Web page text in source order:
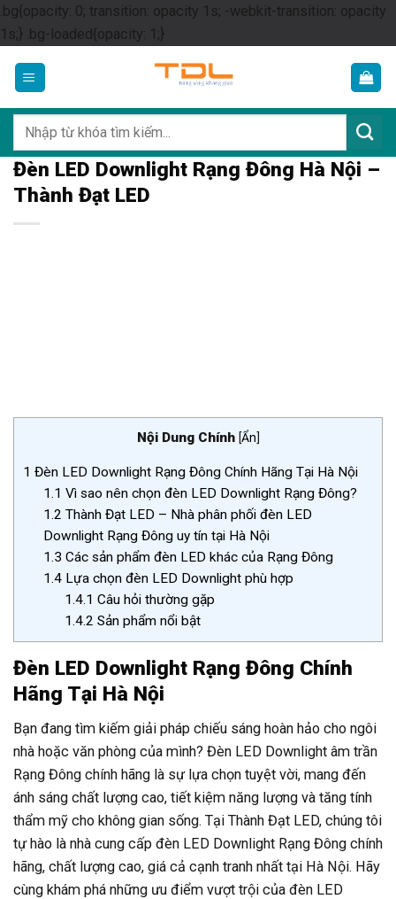
.bg{opacity: 0; transition: opacity 1s; -webkit-transition: opacity
1s;} .bg-loaded{opacity: 1;}Skip
content
kiếm:
Đèn LED Downlight Rạng Đông Hà Nội –
Thành Đạt LED
Nội Dung Chính [Ẩn]
1 Đèn LED Downlight Rạng Đông Chính Hãng Tại Hà Nội
1.1 Vì sao nên chọn đèn LED Downlight Rạng Đông?
1.2 Thành Đạt LED – Nhà phân phối đèn LED
Downlight Rạng Đông uy tín tại Hà Nội
1.3 Các sản phẩm đèn LED khác của Rạng Đông
1.4 Lựa chọn đèn LED Downlight phù hợp
1.4.1 Câu hỏi thường gặp
1.4.2 Sản phẩm nổi bật
Đèn LED Downlight Rạng Đông Chính
Hãng Tại Hà Nội
Bạn đang tìm kiếm giải pháp chiếu sáng hoàn hảo cho ngôi
nhà hoặc văn phòng của mình? Đèn LED Downlight âm trần
Rạng Đông chính hãng là sự lựa chọn tuyệt vời, mang đến
ánh sáng chất lượng cao, tiết kiệm năng lượng và tăng tính
thẩm mỹ cho không gian sống. Tại Thành Đạt LED, chúng tôi
tự hào là nhà cung cấp đèn LED Downlight Rạng Đông chính
hãng, chất lượng cao, giá cả cạnh tranh nhất tại Hà Nội. Hãy
cùng khám phá những ưu điểm vượt trội của đèn LED